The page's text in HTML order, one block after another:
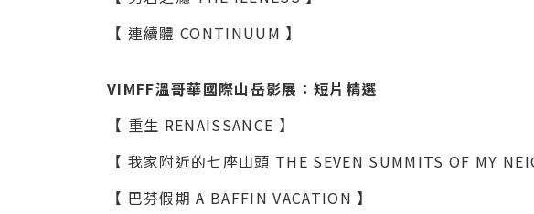
【 連續體 CONTINUUM 】
VIMFF溫哥華國際山岳影展：短片精選
【 重生 RENAISSANCE 】
【 我家附近的七座山頭 THE SEVEN SUMMITS OF MY
【 巴芬假期 A BAFFIN VACATION 】